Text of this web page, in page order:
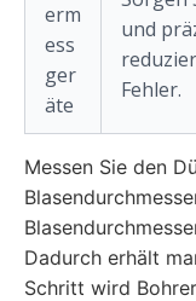
erm
ess
ger
äte
und
Fehler.
Messen Sie den
Dadurch erhält
Schritt wird